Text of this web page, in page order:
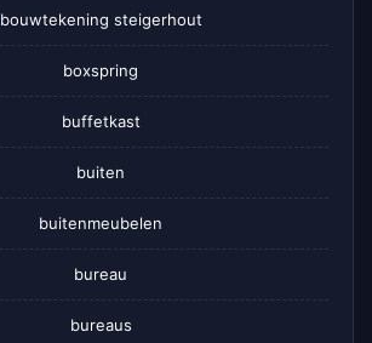
bouwtekening steigerhout
boxspring
buffetkast
buiten
buitenmeubelen
bureau
bureaus